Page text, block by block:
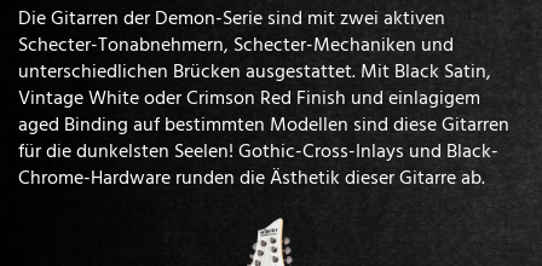
Die Gitarren der Demon-Serie sind mit zwei aktiven
Schecter-Tonabnehmern, Schecter-Mechaniken und
unterschiedlichen Brücken ausgestattet. Mit Black Satin,
Vintage White oder Crimson Red Finish und einlagigem
aged Binding auf bestimmten Modellen sind diese Gitarren
für die dunkelsten Seelen! Gothic-Cross-Inlays und Black-
Chrome-Hardware runden die Ästhetik dieser Gitarre ab.